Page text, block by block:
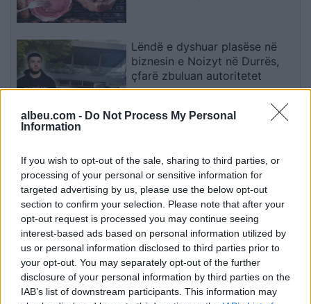
albeu.com - Do Not Process My Personal
Information
If you wish to opt-out of the sale, sharing to third parties, or
processing of your personal or sensitive information for
targeted advertising by us, please use the below opt-out
section to confirm your selection. Please note that after your
opt-out request is processed you may continue seeing
interest-based ads based on personal information utilized by
us or personal information disclosed to third parties prior to
your opt-out. You may separately opt-out of the further
disclosure of your personal information by third parties on the
IAB’s list of downstream participants. This information may
Lëndë e dyshuar plasëse në
biznesin e Noizyt në Durrës,
çfarë zbuluan autoritetet
fotografive